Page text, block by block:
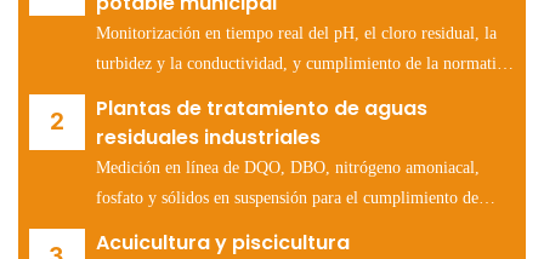
Monitorización en tiempo real del pH, el cloro residual, la
turbidez y la conductividad, y cumplimiento de la normativa
Plantas de tratamiento de aguas
residuales industriales
Medición en línea de DQO, DBO, nitrógeno amoniacal,
fosfato y sólidos en suspensión para el cumplimiento de
Acuicultura y piscicultura